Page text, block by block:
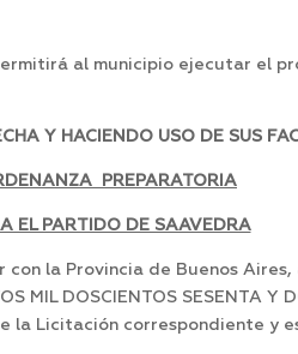
al municipio ejecutar el
Y HACIENDO USO DE SUS
PREPARATORIA
EL PARTIDO DE SAAVEDRA
la Provincia de Buenos
DOSCIENTOS SESENTA Y
la Licitación correspondiente y